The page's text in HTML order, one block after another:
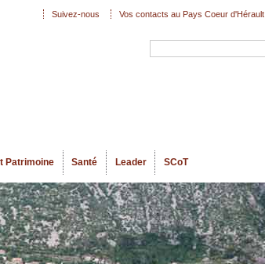
Patrimoine Santé Leader SCoT
Suivez-nous Vos contacts au Pays Coeur d'Hérault